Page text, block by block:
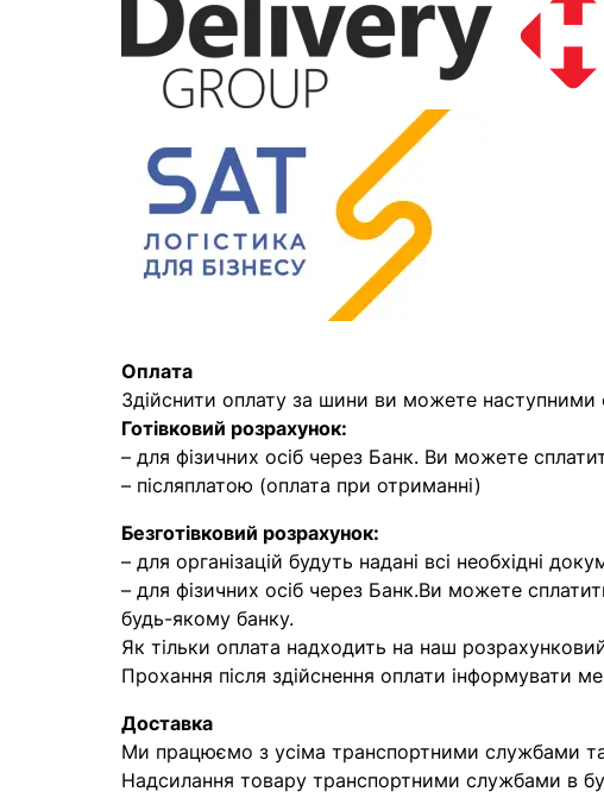
Оплата
Здійснити оплату за шини ви можете наступними
Готівковий розрахунок:
– для фізичних осіб через Банк. Ви можете
– післяплатою (оплата при отриманні)
Безготівковий розрахунок:
– для організацій будуть надані всі необхідні
– для фізичних осіб через Банк.Ви можете
будь-якому банку.
Як тільки оплата надходить на наш
Прохання після здійснення оплати інформувати
Доставка
Ми працюємо з усіма транспортними службами та
Надсилання товару транспортними службами в